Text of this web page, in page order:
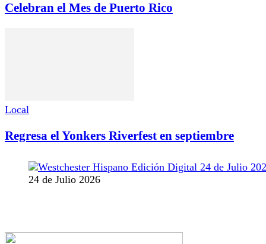
Celebran el Mes de Puerto Rico
Local
Regresa el Yonkers Riverfest en septiembre
24 de Julio 2026